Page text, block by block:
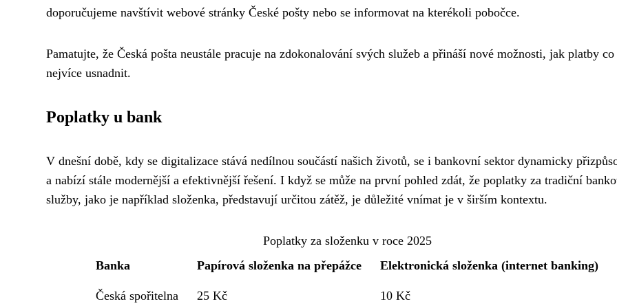
doporučujeme navštívit webové stránky České pošty nebo se informovat na kterékoli pobočce.
Pamatujte, že Česká pošta neustále pracuje na zdokonalování svých služeb a přináší nové možnosti, jak platby co
nejvíce usnadnit.
Poplatky u bank
V dnešní době, kdy se digitalizace stává nedílnou součástí našich životů, se i bankovní sektor dynamicky
a nabízí stále modernější a efektivnější řešení. I když se může na první pohled zdát, že poplatky za tradiční
služby, jako je například složenka, představují určitou zátěž, je důležité vnímat je v širším kontextu.
Poplatky za složenku v roce 2025
Banka
Papírová složenka na přepážce Elektronická složenka (internet banking)
Česká spořitelna 25 Kč 10 Kč